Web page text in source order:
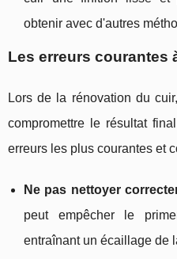
obtenir avec d'autres
Les erreurs courantes
Lors de la rénovation du
compromettre le résultat
erreurs les plus courantes et
Ne pas nettoyer
peut empêcher le
entraînant un écaillage de